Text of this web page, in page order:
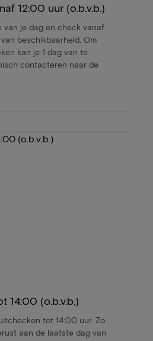
12:00 uur (o.b.v.b.)
van je dag en check vanaf
beschikbaarheid. Om
kan je 1 dag van te
contacteren naar de
14:00 (o.b.v.b.)
tot 14:00 uur. Zo
aan de laatste dag van